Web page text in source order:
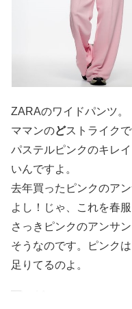
ZARAのワイドパンツ。
ママンのどストライクで
パステルピンクのキレ
いんですよ。
去年買ったピンクのア
よし！じゃ、これを春
さっきピンクのアンサ
そうなのです。ピンク
足りてるのよ。